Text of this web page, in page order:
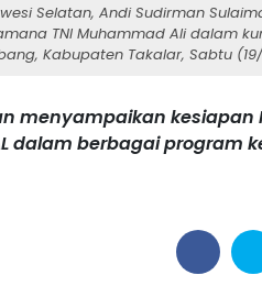
Selatan, Andi Sudirman
TNI Muhammad Ali dalam
Kabupaten Takalar, Sabtu
menyampaikan kesiapan
dalam berbagai program